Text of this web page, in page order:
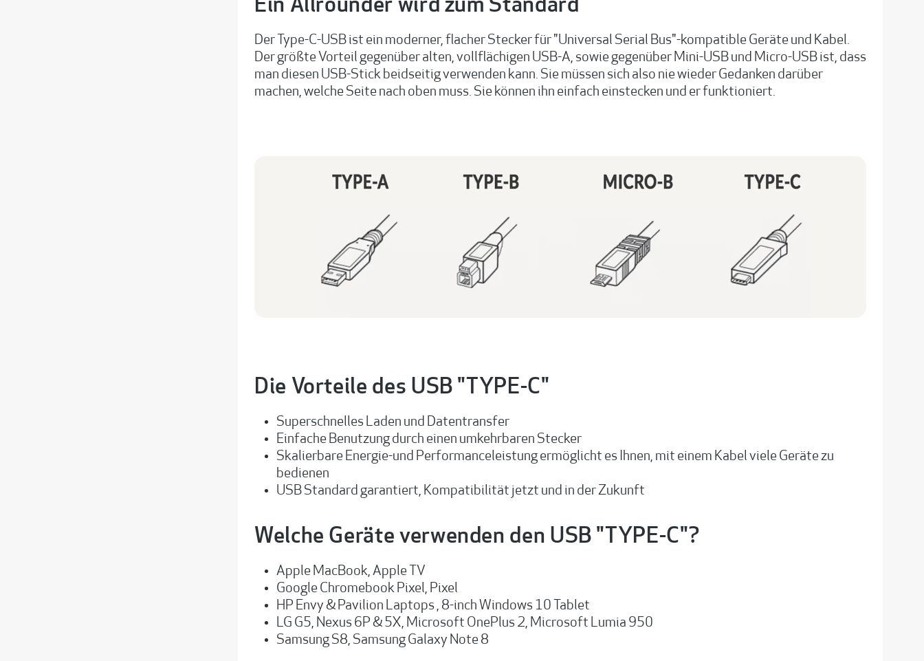
Ein Allrounder wird zum Standard
Der Type-C-USB ist ein moderner, flacher Stecker für "Universal Serial Bus"-kompatible Geräte und Kabel.
Der größte Vorteil gegenüber alten, vollflächigen USB-A, sowie gegenüber Mini-USB und Micro-USB ist, dass
man diesen USB-Stick beidseitig verwenden kann. Sie müssen sich also nie wieder Gedanken darüber
machen, welche Seite nach oben muss. Sie können ihn einfach einstecken und er funktioniert.
Die Vorteile des USB "TYPE-C"
Superschnelles Laden und Datentransfer
Einfache Benutzung durch einen umkehrbaren Stecker
Skalierbare Energie-und Performanceleistung ermöglicht es Ihnen, mit einem Kabel viele Geräte zu
bedienen
USB Standard garantiert, Kompatibilität jetzt und in der Zukunft
Welche Geräte verwenden den USB "TYPE-C"?
Apple MacBook, Apple TV
Google Chromebook Pixel, Pixel
HP Envy & Pavilion Laptops , 8-inch Windows 10 Tablet
LG G5, Nexus 6P & 5X, Microsoft OnePlus 2, Microsoft Lumia 950
Samsung S8, Samsung Galaxy Note 8